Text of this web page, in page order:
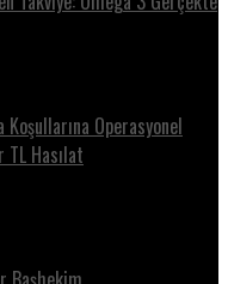
Koşullarına Operasyonel
TL Hasılat